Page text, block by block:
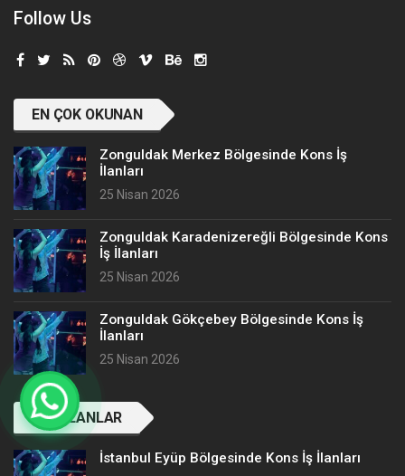
Follow Us
EN ÇOK OKUNAN
Zonguldak Merkez Bölgesinde Kons İş
İlanları
25 Nisan 2026
Zonguldak Karadenizereğli Bölgesinde Kons
İş İlanları
25 Nisan 2026
Zonguldak Gökçebey Bölgesinde Kons İş
İlanları
25 Nisan 2026
SON İLANLAR
İstanbul Eyüp Bölgesinde Kons İş İlanları